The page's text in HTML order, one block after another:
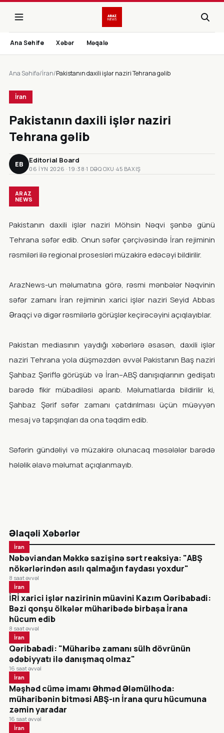
Ana Sehife Xəbər Məqalə
Ana Səhifə/İran/Pakistanın daxili işlər naziri Tehrana gəlib
İran
Pakistanın daxili işlər naziri
Tehrana gəlib
EB Editorial Board
06 IYN 2026 · 19:38 ·1 DƏQ OXU ·45 BAXIŞ
ARAZ
NEWS
Pakistanın daxili işlər naziri Möhsin Nəqvi şənbə günü
Tehrana səfər edib. Onun səfər çərçivəsində İran rejiminin
rəsmiləri ilə regional prosesləri müzakirə edəcəyi bildirilir.
ArazNews-un məlumatına görə, rəsmi mənbələr Nəqvinin
səfər zamanı İran rejiminin xarici işlər naziri Seyid Abbas
Əraqçi və digər rəsmilərlə görüşlər keçirəcəyini açıqlayıblar.
Pakistan mediasının yaydığı xəbərlərə əsasən, daxili işlər
naziri Tehrana yola düşməzdən əvvəl Pakistanın Baş naziri
Şahbaz Şəriflə görüşüb və İran–ABŞ danışıqlarının gedişatı
barədə fikir mübadiləsi aparıb. Məlumatlarda bildirilir ki,
Şahbaz Şərif səfər zamanı çatdırılması üçün müəyyən
mesaj və tapşırıqları da ona təqdim edib.
Səfərin gündəliyi və müzakirə olunacaq məsələlər barədə
hələlik əlavə məlumat açıqlanmayıb.
Əlaqəli Xəbərlər
İran
Nəbəviandan Məkkə sazişinə sərt reaksiya: "ABŞ
nökərlərindən asılı qalmağın faydası yoxdur"
8 saat əvvəl
İran
İRİ xarici işlər nazirinin müavini Kazım Qəribabadi:
Bəzi qonşu ölkələr müharibədə birbaşa İrana
hücum edib
8 saat əvvəl
İran
Qəribabadi: "Müharibə zamanı sülh dövrünün
ədəbiyyatı ilə danışmaq olmaz"
16 saat əvvəl
İran
Məşhəd cümə imamı Əhməd Ələmülhoda:
müharibənin bitməsi ABŞ-ın İrana quru hücumuna
zəmin yaradar
16 saat əvvəl
İran